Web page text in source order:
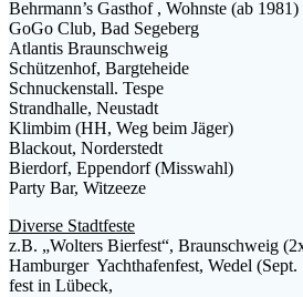
Behrmann’s Gasthof , Wohnste (ab 1981)
GoGo Club, Bad Segeberg
Atlantis Braunschweig
Schützenhof, Bargteheide
Schnuckenstall. Tespe
Strandhalle, Neustadt
Klimbim (HH, Weg beim Jäger)
Blackout, Norderstedt
Bierdorf, Eppendorf (Misswahl)
Party Bar, Witzeeze
Diverse Stadtfeste
z.B. „Wolters Bierfest“, Braunschweig
Hamburger Yachthafenfest, Wedel
fest in Lübeck,